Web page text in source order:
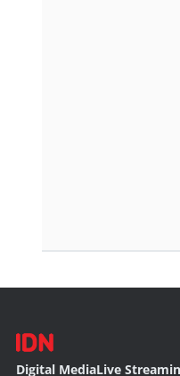
Digital MediaLive